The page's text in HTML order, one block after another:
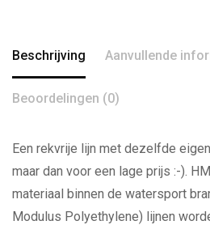
Beschrijving Aanvullende
Beoordelingen (0)
Een rekvrije lijn met dezelfde
maar dan voor een lage prijs :-).
materiaal binnen de watersport
Modulus Polyethylene) lijnen